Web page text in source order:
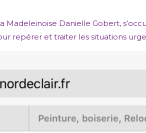
Danielle Gobert,
repérer et traiter les situations